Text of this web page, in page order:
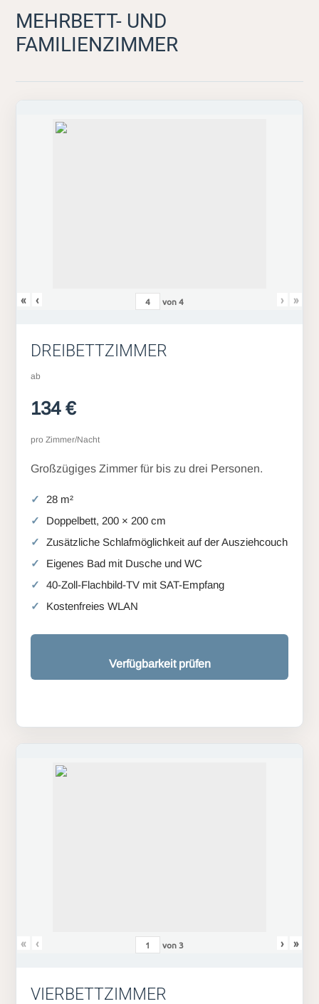
MEHRBETT- UND
FAMILIENZIMMER
« ‹ von4 › »
DREIBETTZIMMER
ab
134 €
pro Zimmer/Nacht
Großzügiges Zimmer für bis zu drei Personen.
28 m²
Doppelbett, 200 × 200 cm
Zusätzliche Schlafmöglichkeit auf der Ausziehcouch
Eigenes Bad mit Dusche und WC
40-Zoll-Flachbild-TV mit SAT-Empfang
Kostenfreies WLAN
Verfügbarkeit prüfen
« ‹ von3 › »
VIERBETTZIMMER